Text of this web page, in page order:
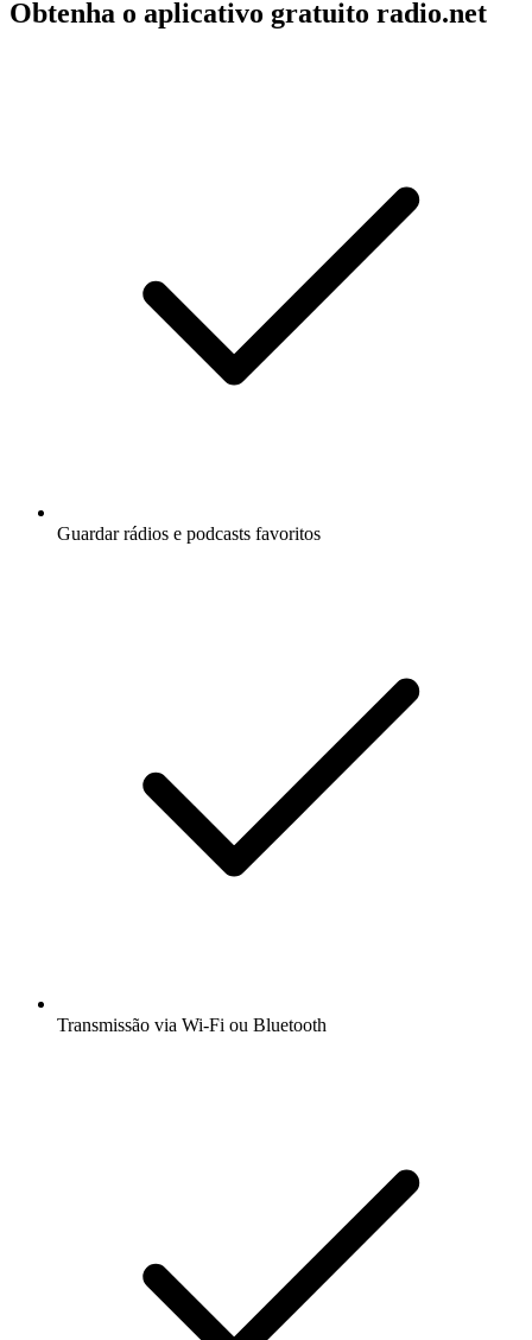
Obtenha o aplicativo gratuito radio.net
Guardar rádios e podcasts favoritos
Transmissão via Wi-Fi ou Bluetooth